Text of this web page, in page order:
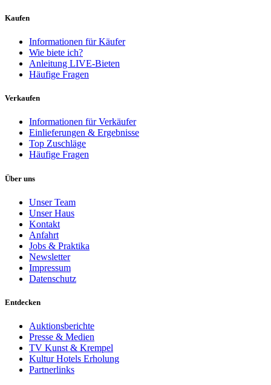
Kaufen
Informationen für Käufer
Wie biete ich?
Anleitung LIVE-Bieten
Häufige Fragen
Verkaufen
Informationen für Verkäufer
Einlieferungen & Ergebnisse
Top Zuschläge
Häufige Fragen
Über uns
Unser Team
Unser Haus
Kontakt
Anfahrt
Jobs & Praktika
Newsletter
Impressum
Datenschutz
Entdecken
Auktionsberichte
Presse & Medien
TV Kunst & Krempel
Kultur Hotels Erholung
Partnerlinks